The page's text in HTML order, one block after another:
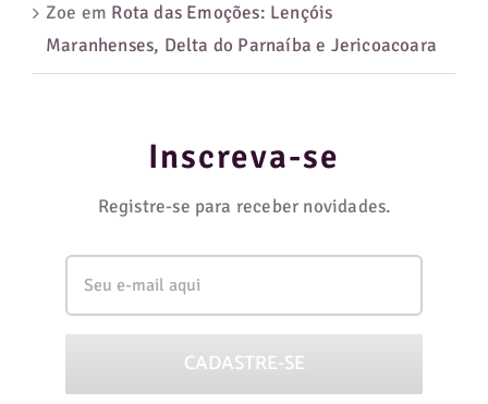
Zoe em Rota das Emoções: Lençóis
Maranhenses, Delta do Parnaíba e Jericoacoara
Inscreva-se
Registre-se para receber novidades.